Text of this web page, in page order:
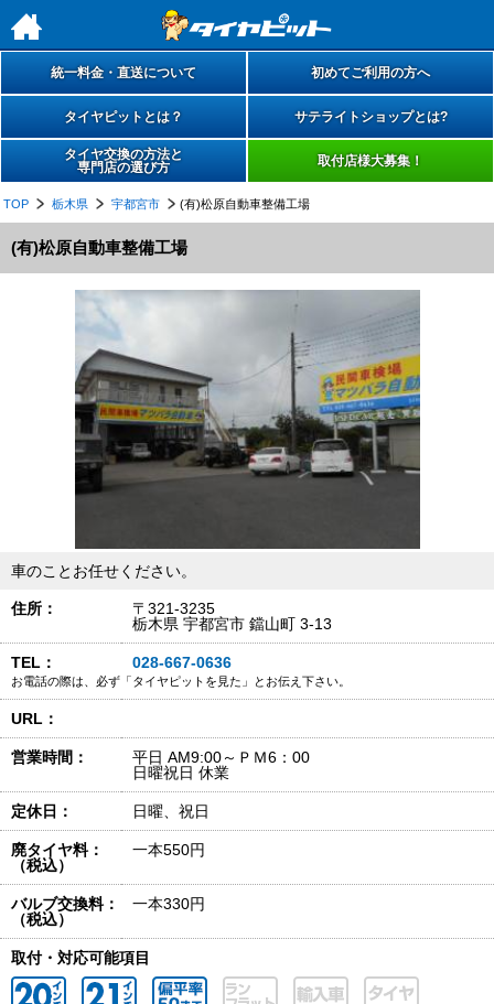
h
統一料金・直送について 初めてご利用の方へ
タイヤピットとは？ サテライトショップとは?
タイヤ交換の方法と
専門店の選び方
取付店様大募集！
TOP 栃木県 宇都宮市 (有)松原自動車整備工場
(有)松原自動車整備工場
車のことお任せください。
住所：
〒321-3235
栃木県 宇都宮市 鐺山町 3-13
TEL： 028-667-0636
お電話の際は、必ず「タイヤピットを見た」とお伝え下さい。
URL：
営業時間：
平日 AM9:00～ＰＭ6：00
日曜祝日 休業
定休日： 日曜、祝日
廃タイヤ料：
（税込）
一本550円
バルブ交換料：
（税込）
一本330円
取付・対応可能項目